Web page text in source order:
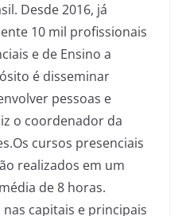
Desde 2016, já
10 mil profissionais
e de Ensino a
é disseminar
pessoas e
o coordenador da
cursos presenciais
realizados em um
de 8 horas.
capitais e principais